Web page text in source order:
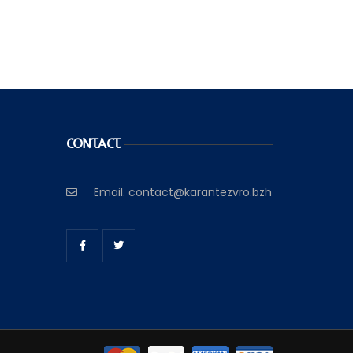
CONTACT
Email. contact@karantezvro.bzh